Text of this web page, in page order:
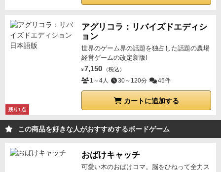
残り1点
アグリコラ：リバイズドエディシ
ョン
世界のゲーム界の話題を独占した話題の農場
経営ゲームの改定新版!
¥ 7,150 （税込）
1～4人 30～120分 45件
カートに追加する
この商品を好きな人がおすすめするボードゲーム
おばけキャッチ
可愛い木のおばけコマ。脳をひねって全力ス